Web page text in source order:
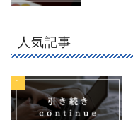
人気記事
1